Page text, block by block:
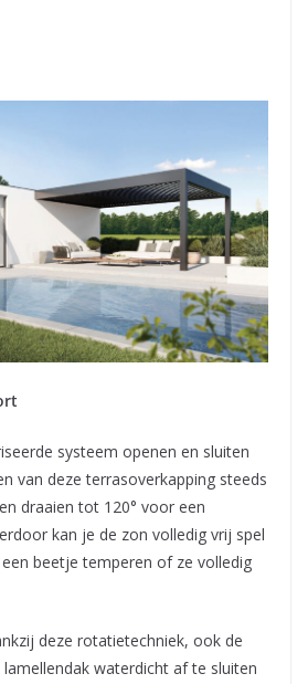
systeem openen en sluiten
van deze terrasoverkapping steeds
draaien tot 120° voor een
kan je de zon volledig vrij spel
beetje temperen of ze volledig
deze rotatietechniek, ook de
waterdicht af te sluiten